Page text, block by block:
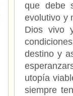
que debe
evolutivo y
Dios vivo
destino y
utopía
siempre